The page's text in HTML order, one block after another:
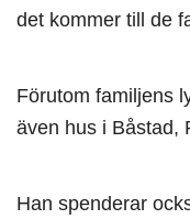
det kommer till de
Förutom familjens
även hus i Båstad,
Han spenderar